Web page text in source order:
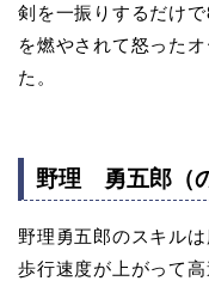
剣を一振りするだけ
を燃やされて怒った
た。
野理 勇五郎（
野理勇五郎のスキル
歩行速度が上がって